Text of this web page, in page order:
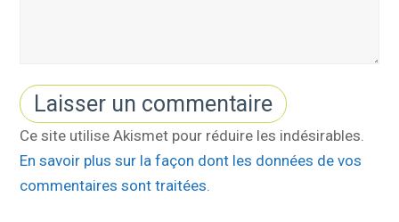
Ce site utilise Akismet pour réduire les indésirables.
En savoir plus sur la façon dont les données de vos
commentaires sont traitées